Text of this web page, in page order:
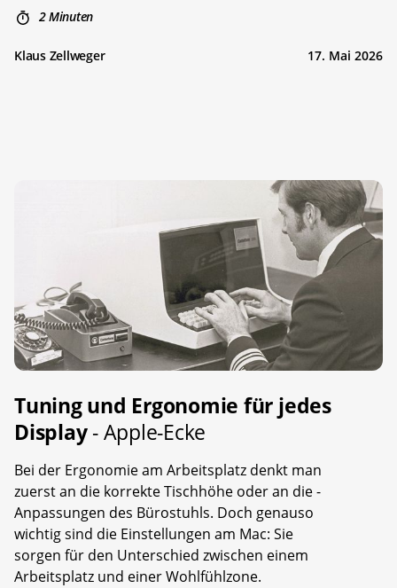
2 Minuten
Klaus Zellweger 17. Mai 2026
Tuning und Ergonomie für jedes
Display- Apple-Ecke
Bei der Ergonomie am Arbeitsplatz denkt man
zuerst an die korrekte Tischhöhe oder an die ­
Anpassungen des Bürostuhls. Doch genauso
wichtig sind die Einstellungen am Mac: Sie
sorgen für den Unterschied zwischen einem
Arbeitsplatz und einer Wohlfühlzone.